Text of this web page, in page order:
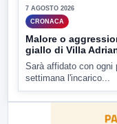
7 AGOSTO 2026
CRONACA
Malore o
giallo di Villa
Sarà affidato con ogni
settimana l'incarico...